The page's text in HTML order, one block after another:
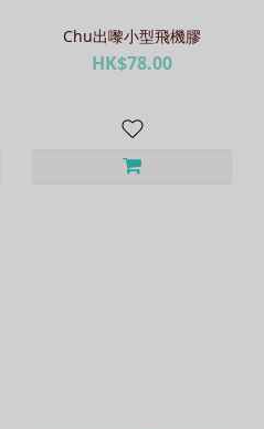
Chu出嚟小型飛機膠
HK$78.00